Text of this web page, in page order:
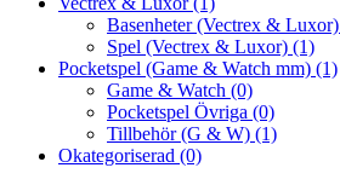
Basenheter (Vectrex & Luxor)
Spel (Vectrex & Luxor) (1)
Pocketspel (Game & Watch mm) (1)
Game & Watch (0)
Pocketspel Övriga (0)
Tillbehör (G & W) (1)
Okategoriserad (0)